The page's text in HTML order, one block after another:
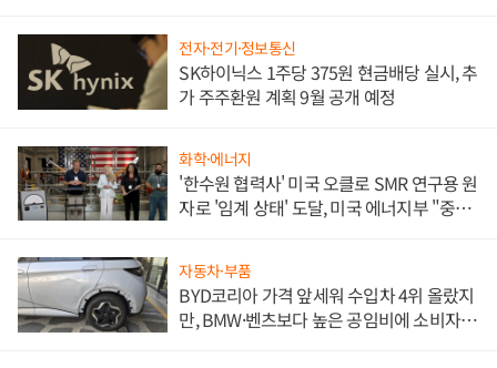
전자·전기·정보통신
SK하이닉스 1주당 375원 현금배당 실시, 추
가 주주환원 계획 9월 공개 예정
화학·에너지
'한수원 협력사' 미국 오클로 SMR 연구용 원
자로 '임계 상태' 도달, 미국 에너지부 "중요
자동차·부품
BYD코리아 가격 앞세워 수입차 4위 올랐지
만, BMW·벤츠보다 높은 공임비에 소비자